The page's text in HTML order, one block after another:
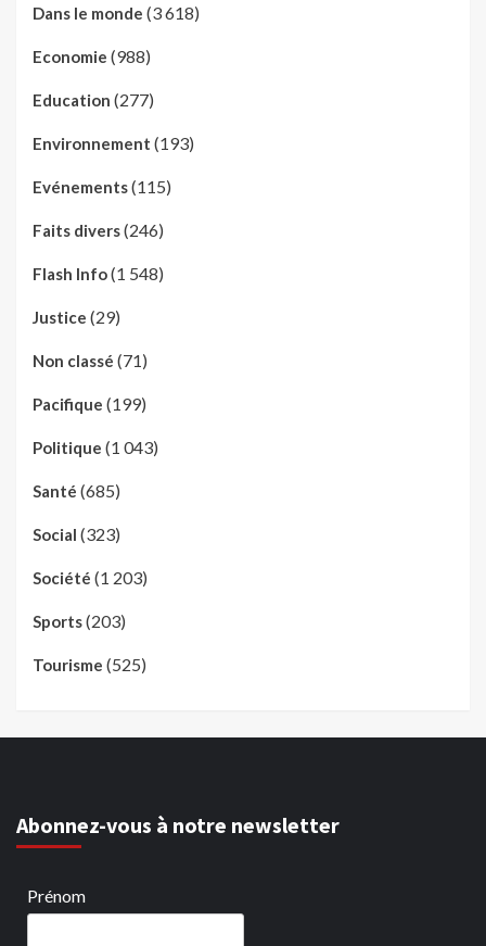
Dans le monde (3 618)
Economie (988)
Education (277)
Environnement (193)
Evénements(115)
Faits divers(246)
Flash Info(1 548)
Justice (29)
Non classé (71)
Pacifique (199)
Politique (1 043)
Santé (685)
Social (323)
Société (1 203)
Sports(203)
Tourisme (525)
Abonnez-vous à notre newsletter
Prénom